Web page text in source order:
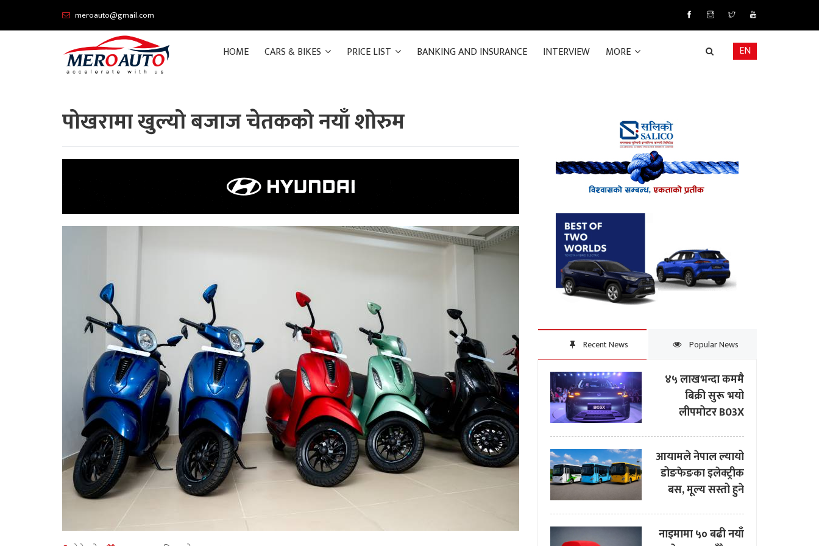
meroauto@gmail.com
HOME CARS & BIKES PRICE LIST BANKING AND INSURANCE INTERVIEW MORE EN
पोखरामा खुल्यो बजाज चेतकको नयाँ शोरुम
Recent News Popular News
४५ लाखभन्दा कममै
बिक्री सुरू भयो
लीपमोटर B03X
आयामले नेपाल ल्यायो
डोङफेङका इलेक्ट्रीक
बस, मूल्य सस्तो हुने
नाइमामा ५० बढी नयाँ